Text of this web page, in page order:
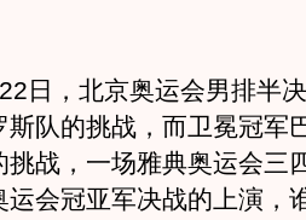
，北京奥运会男排半决
斯队的挑战，而卫冕冠军
挑战，一场雅典奥运会三
会冠亚军决战的上演，